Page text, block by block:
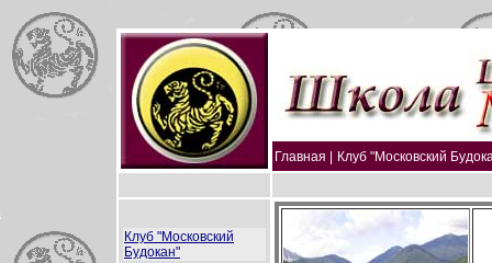
Главная | Клуб "Московский
Клуб "Московский
Будокан"